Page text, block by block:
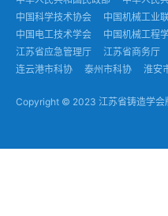
中国科学技术协会
中国机械工业
中国电工技术学会
中国机械工程
江苏省应急管理厅
江苏省商务厅
连云港市科协
泰州市科协 淮安
Copyright © 2023 江苏省铸造学会